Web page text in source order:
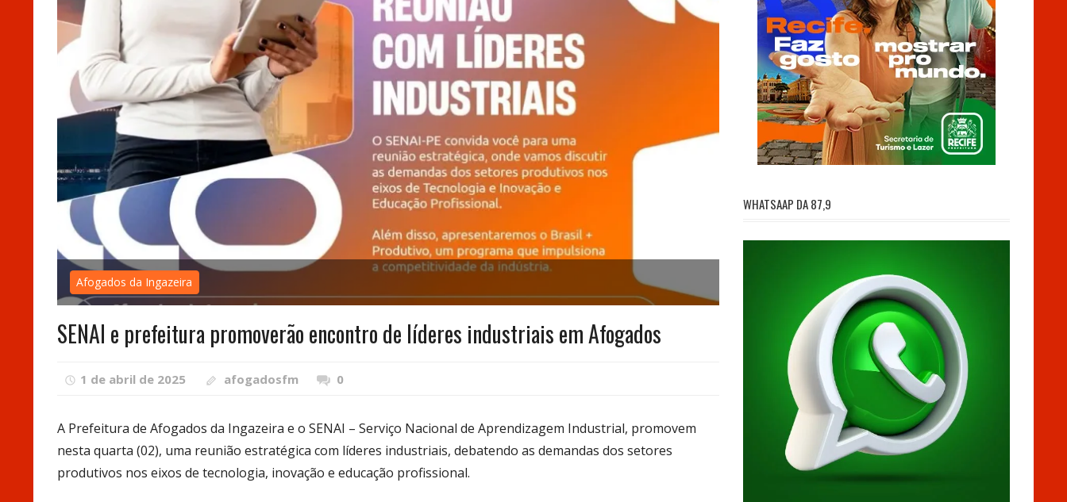
Afogados da Ingazeira
SENAI e prefeitura promoverão encontro de líderes industriais em Afogados
1 de abril de 2025 afogadosfm 0
A Prefeitura de Afogados da Ingazeira e o SENAI – Serviço Nacional de Aprendizagem Industrial, promovem
nesta quarta (02), uma reunião estratégica com líderes industriais, debatendo as demandas dos setores
produtivos nos eixos de tecnologia, inovação e educação profissional.
WHATSAAP DA 87,9